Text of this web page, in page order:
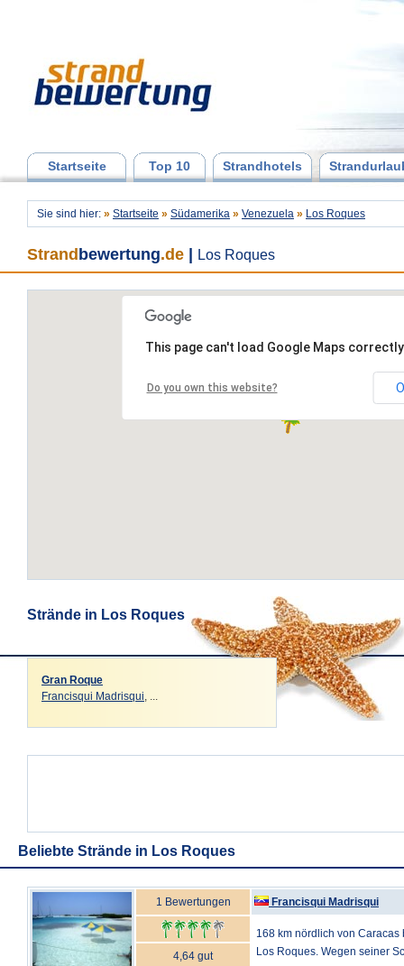
Startseite Top 10 Strandhotels
Sie sind hier: » Startseite » Südamerika » Venezuela » Los Roques
Strand bewertung.de Los Roques
This page can't load Google Maps
Do you own this website?
Strände in Los Roques
Gran Roque
Francisqui Madrisqui, ...
Beliebte Strände in Los Roques
1 Bewertungen Francisqui Madrisqui
168 km nördlich von
Los Roques. Wegen seiner
4,64 gut